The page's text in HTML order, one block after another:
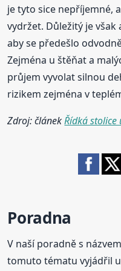
je tyto sice nepříjemné,
vydržet. Důležitý je
aby se předešlo
Zejména u štěňat a
průjem vyvolat silnou
rizikem zejména v
Zdroj: článekŘídká stolice
Poradna
V naší poradně s
tomuto tématu vyjádřil